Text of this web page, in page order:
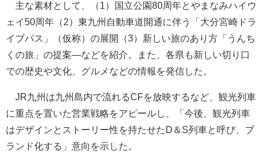
主な素材として、（1）国立公園80周年とやまなみハイウ
ェイ50周年（2）東九州自動車道開通に伴う「大分宮崎ドラ
イブパス」（仮称）の展開（3）新しい旅のあり方「うんち
くの旅」の提案—などを紹介。また、各県も新しい切り口
での歴史や文化、グルメなどの情報を発信した。
JR九州は九州島内で流れるCFを放映するなど、観光列車
に重点を置いた営業戦略をアピールし、「今後、観光列車
はデザインとストーリー性を持たせたD＆S列車と呼び、ブ
ランド化する」意向を示した。